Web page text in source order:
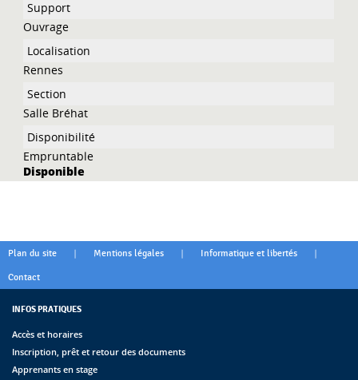
Ouvrage
Rennes
Salle Bréhat
Empruntable
Disponible
Plan du site | Mentions légales | Informatique et libertés |
Contact
INFOS PRATIQUES
Accès et horaires
Inscription, prêt et retour des documents
Apprenants en stage